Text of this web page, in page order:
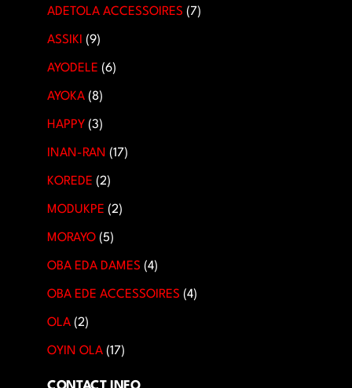
ADETOLA ACCESSOIRES 7
ASSIKI 9
AYODELE 6
AYOKA 8
HAPPY 3
INAN-RAN 17
KOREDE 2
MODUKPE 2
MORAYO 5
OBA EDA DAMES 4
OBA EDE ACCESSOIRES 4
OLA 2
OYIN OLA 17